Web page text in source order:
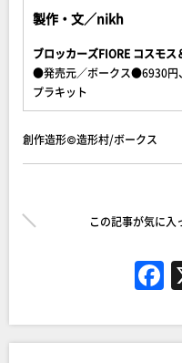
製作・文／nikh
ブロッカーズFIORE コスモス
●発売元／ボークス●6930
プラキット
創作造形©造形村/ボークス
この記事が気に入